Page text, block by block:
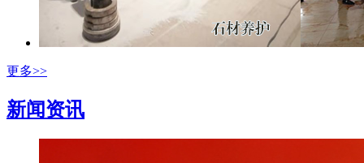
更多>>
新闻资讯